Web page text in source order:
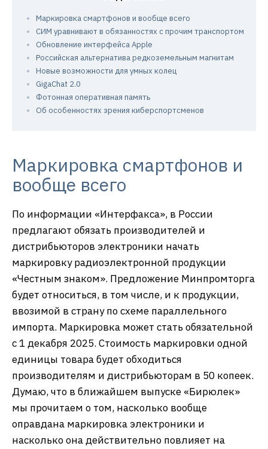
Маркировка смартфонов и вообще всего
СИМ уравнивают в обязанностях с прочим транспортом
Обновление интерфейса Apple
Российская альтернатива редкоземельным магнитам
Новые возможности для умных колец
GigaChat 2.0
Фотонная оперативная память
Об особенностях зрения киберспортсменов
Маркировка смартфонов и
вообще всего
По информации «Интерфакса», в России
предлагают обязать производителей и
дистрибьюторов электроники начать
маркировку радиоэлектронной продукции
«Честным знаком». Предложение Минпромторга
будет относиться, в том числе, и к продукции,
ввозимой в страну по схеме параллельного
импорта. Маркировка может стать обязательной
с 1 декабря 2025. Стоимость маркировки одной
единицы товара будет обходиться
производителям и дистрибьюторам в 50 копеек.
Думаю, что в ближайшем выпуске «Бирюлек»
мы прочитаем о том, насколько вообще
оправдана маркировка электроники и
насколько она действительно повлияет на